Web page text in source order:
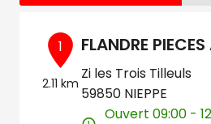
1
2.11 km
FLANDRE
Zi les Trois Tilleuls
59850 NIEPPE
Ouvert 09:00 -